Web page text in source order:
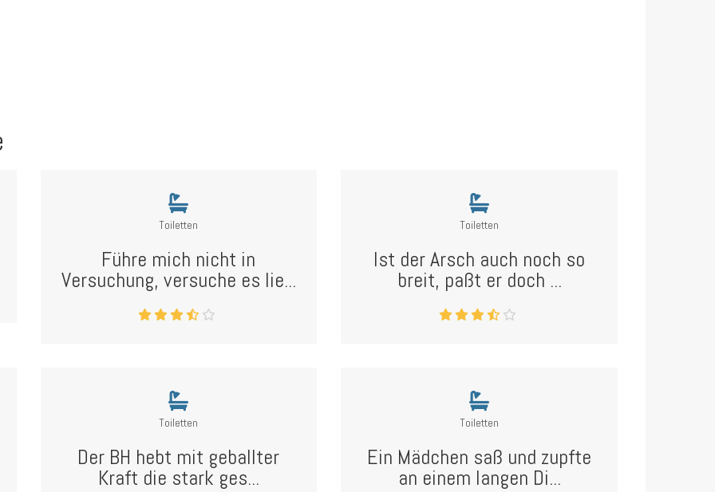
Toiletten
Führe mich nicht in
Versuchung, versuche es lie...
Toiletten
Ist der Arsch auch noch so
breit, paßt er doch ...
Toiletten
Der BH hebt mit geballter
Kraft die stark ges...
Toiletten
Ein Mädchen saß und zupfte
an einem langen Di...